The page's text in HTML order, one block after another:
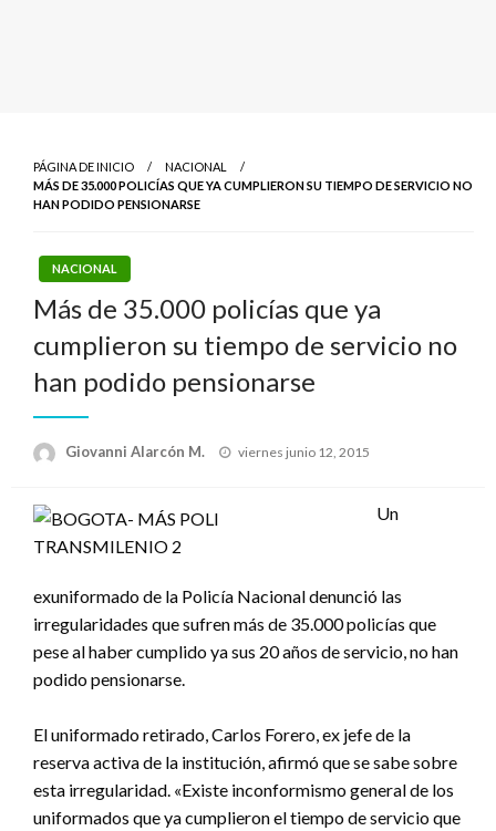
PÁGINA DE INICIO
NACIONAL
MÁS DE 35.000 POLICÍAS QUE YA CUMPLIERON SU TIEMPO DE SERVICIO NO
HAN PODIDO PENSIONARSE
NACIONAL
Más de 35.000 policías que ya
cumplieron su tiempo de servicio no
han podido pensionarse
Giovanni Alarcón M.
Publicado
viernes junio 12, 2015
Un
exuniformado de la Policía Nacional denunció las
irregularidades que sufren más de 35.000 policías que
pese al haber cumplido ya sus 20 años de servicio, no han
podido pensionarse.
El uniformado retirado, Carlos Forero, ex jefe de la
reserva activa de la institución, afirmó que se sabe sobre
esta irregularidad. «Existe inconformismo general de los
uniformados que ya cumplieron el tiempo de servicio que